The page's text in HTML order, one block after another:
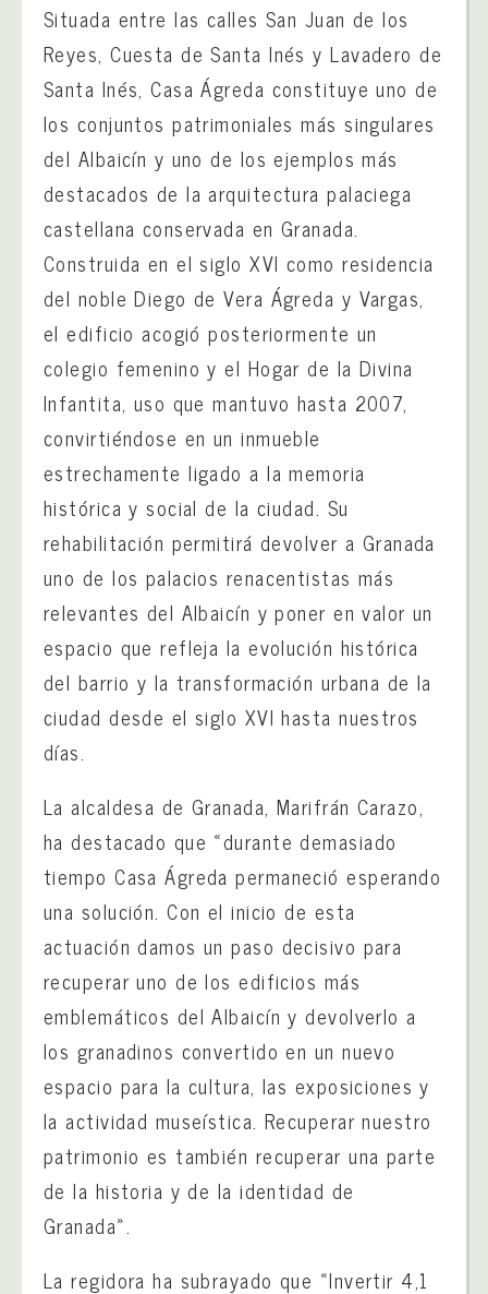
Situada entre las calles San Juan de los
Reyes, Cuesta de Santa Inés y Lavadero de
Santa Inés, Casa Ágreda constituye uno de
los conjuntos patrimoniales más singulares
del Albaicín y uno de los ejemplos más
destacados de la arquitectura palaciega
castellana conservada en Granada.
Construida en el siglo XVI como residencia
del noble Diego de Vera Ágreda y Vargas,
el edificio acogió posteriormente un
colegio femenino y el Hogar de la Divina
Infantita, uso que mantuvo hasta 2007,
convirtiéndose en un inmueble
estrechamente ligado a la memoria
histórica y social de la ciudad. Su
rehabilitación permitirá devolver a Granada
uno de los palacios renacentistas más
relevantes del Albaicín y poner en valor un
espacio que refleja la evolución histórica
del barrio y la transformación urbana de la
ciudad desde el siglo XVI hasta nuestros
días.
La alcaldesa de Granada, Marifrán Carazo,
ha destacado que «durante demasiado
tiempo Casa Ágreda permaneció esperando
una solución. Con el inicio de esta
actuación damos un paso decisivo para
recuperar uno de los edificios más
emblemáticos del Albaicín y devolverlo a
los granadinos convertido en un nuevo
espacio para la cultura, las exposiciones y
la actividad museística. Recuperar nuestro
patrimonio es también recuperar una parte
de la historia y de la identidad de
Granada».
La regidora ha subrayado que «Invertir 4,1